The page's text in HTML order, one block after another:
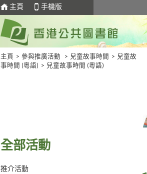
主頁 手機版
主頁 > 參與推廣活動 > 兒童故事時間 > 兒童故
事時間 (粵語) > 兒童故事時間 (粵語)
全部活動
推介活動